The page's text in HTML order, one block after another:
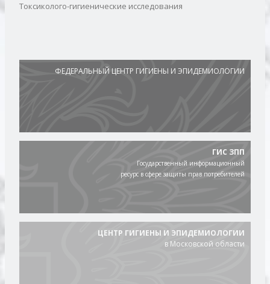
Токсиколого-гигиенические исследования
ФЕДЕРАЛЬНЫЙ ЦЕНТР ГИГИЕНЫ И ЭПИДЕМИОЛОГИИ
ГИС ЗПП
Государственный информационный
ресурс в сфере защиты прав потребителей
ЦЕНТР ГИГИЕНЫ И ЭПИДЕМИОЛОГИИ
в Московской области